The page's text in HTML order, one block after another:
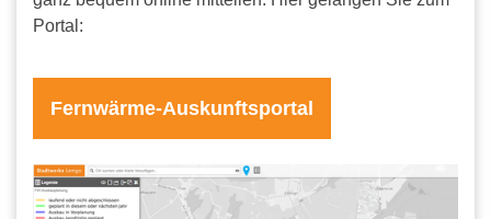
Portal:
Fernwärme-Auskunftsportal